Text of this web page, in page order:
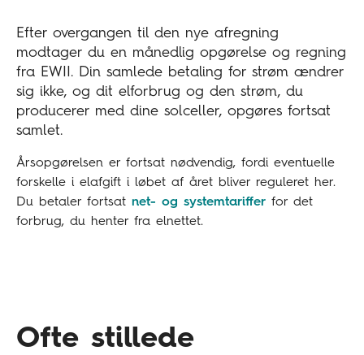
Efter overgangen til den nye afregning
modtager du en månedlig opgørelse og regning
fra EWII. Din samlede betaling for strøm ændrer
sig ikke, og dit elforbrug og den strøm, du
producerer med dine solceller, opgøres fortsat
samlet.
Årsopgørelsen er fortsat nødvendig, fordi eventuelle
forskelle i elafgift i løbet af året bliver reguleret her.
Du betaler fortsat net- og systemtariffer for det
forbrug, du henter fra elnettet.
Ofte stillede